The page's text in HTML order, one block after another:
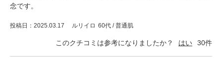
念です。
投稿日 2025.03.17 ルリイロ 60代 / 普通肌
このクチコミは参考になりましたか？ はい 30件